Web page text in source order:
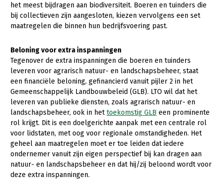
Schapenhouderij
Varkenshouderij
Vleesveehouderij
Plant
Akkerbouw
Biologische Landbouw
Bollenteelt
Bomen, vaste planten en zomerbloemen
Fruitteelt
Glastuinbouw
het meest bijdragen aan biodiversiteit. Boeren en tuinders die
bij collectieven zijn aangesloten, kiezen vervolgens een set
maatregelen die binnen hun bedrijfsvoering past.
Beloning voor extra inspanningen
Tegenover de extra inspanningen die boeren en tuinders
leveren voor agrarisch natuur- en landschapsbeheer, staat
een financiële beloning, gefinancierd vanuit pijler 2 in het
Gemeenschappelijk Landbouwbeleid (GLB). LTO wil dat het
leveren van publieke diensten, zoals agrarisch natuur- en
landschapsbeheer, ook in hettoekomstig GLB een prominente
rol krijgt. Dit is een doelgerichte aanpak met een centrale rol
voor lidstaten, met oog voor regionale omstandigheden. Het
geheel aan maatregelen moet er toe leiden dat iedere
ondernemer vanuit zijn eigen perspectief bij kan dragen aan
natuur- en landschapsbeheer en dat hij/zij beloond wordt voor
deze extra inspanningen.